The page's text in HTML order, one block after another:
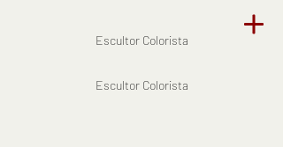
Escultor Colorista
Escultor Colorista